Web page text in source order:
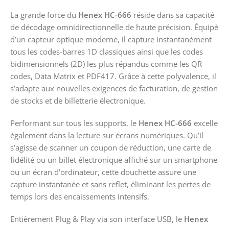
La grande force du Henex HC-666 réside dans sa capacité
de décodage omnidirectionnelle de haute précision. Équipé
d’un capteur optique moderne, il capture instantanément
tous les codes-barres 1D classiques ainsi que les codes
bidimensionnels (2D) les plus répandus comme les QR
codes, Data Matrix et PDF417. Grâce à cette polyvalence, il
s’adapte aux nouvelles exigences de facturation, de gestion
de stocks et de billetterie électronique.
Performant sur tous les supports, le Henex HC-666 excelle
également dans la lecture sur écrans numériques. Qu’il
s’agisse de scanner un coupon de réduction, une carte de
fidélité ou un billet électronique affiché sur un smartphone
ou un écran d’ordinateur, cette douchette assure une
capture instantanée et sans reflet, éliminant les pertes de
temps lors des encaissements intensifs.
Entièrement Plug & Play via son interface USB, le Henex